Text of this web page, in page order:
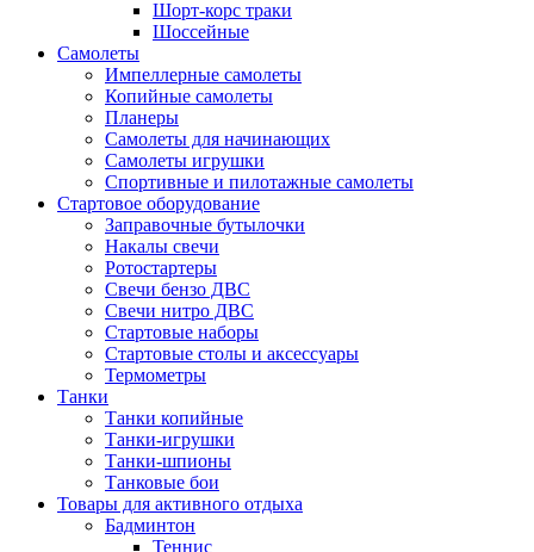
Шорт-корс траки
Шоссейные
Самолеты
Импеллерные самолеты
Копийные самолеты
Планеры
Самолеты для начинающих
Самолеты игрушки
Спортивные и пилотажные самолеты
Стартовое оборудование
Заправочные бутылочки
Накалы свечи
Ротостартеры
Свечи бензо ДВС
Свечи нитро ДВС
Стартовые наборы
Стартовые столы и аксессуары
Термометры
Танки
Танки копийные
Танки-игрушки
Танки-шпионы
Танковые бои
Товары для активного отдыха
Бадминтон
Теннис